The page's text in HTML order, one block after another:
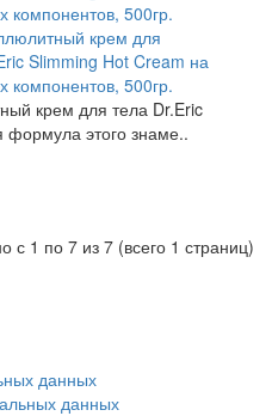
крем для
Slimming Hot Cream на
компонентов, 500гр.
крем для тела Dr.Eric
формула этого знаме..
с 1 по 7 из 7 (всего 1 страниц)
данных
данных